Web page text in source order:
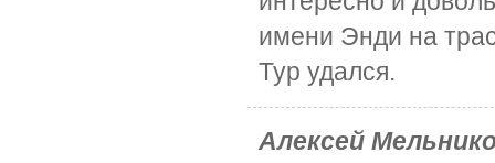
имени Энди на
Тур удался.
Алексей